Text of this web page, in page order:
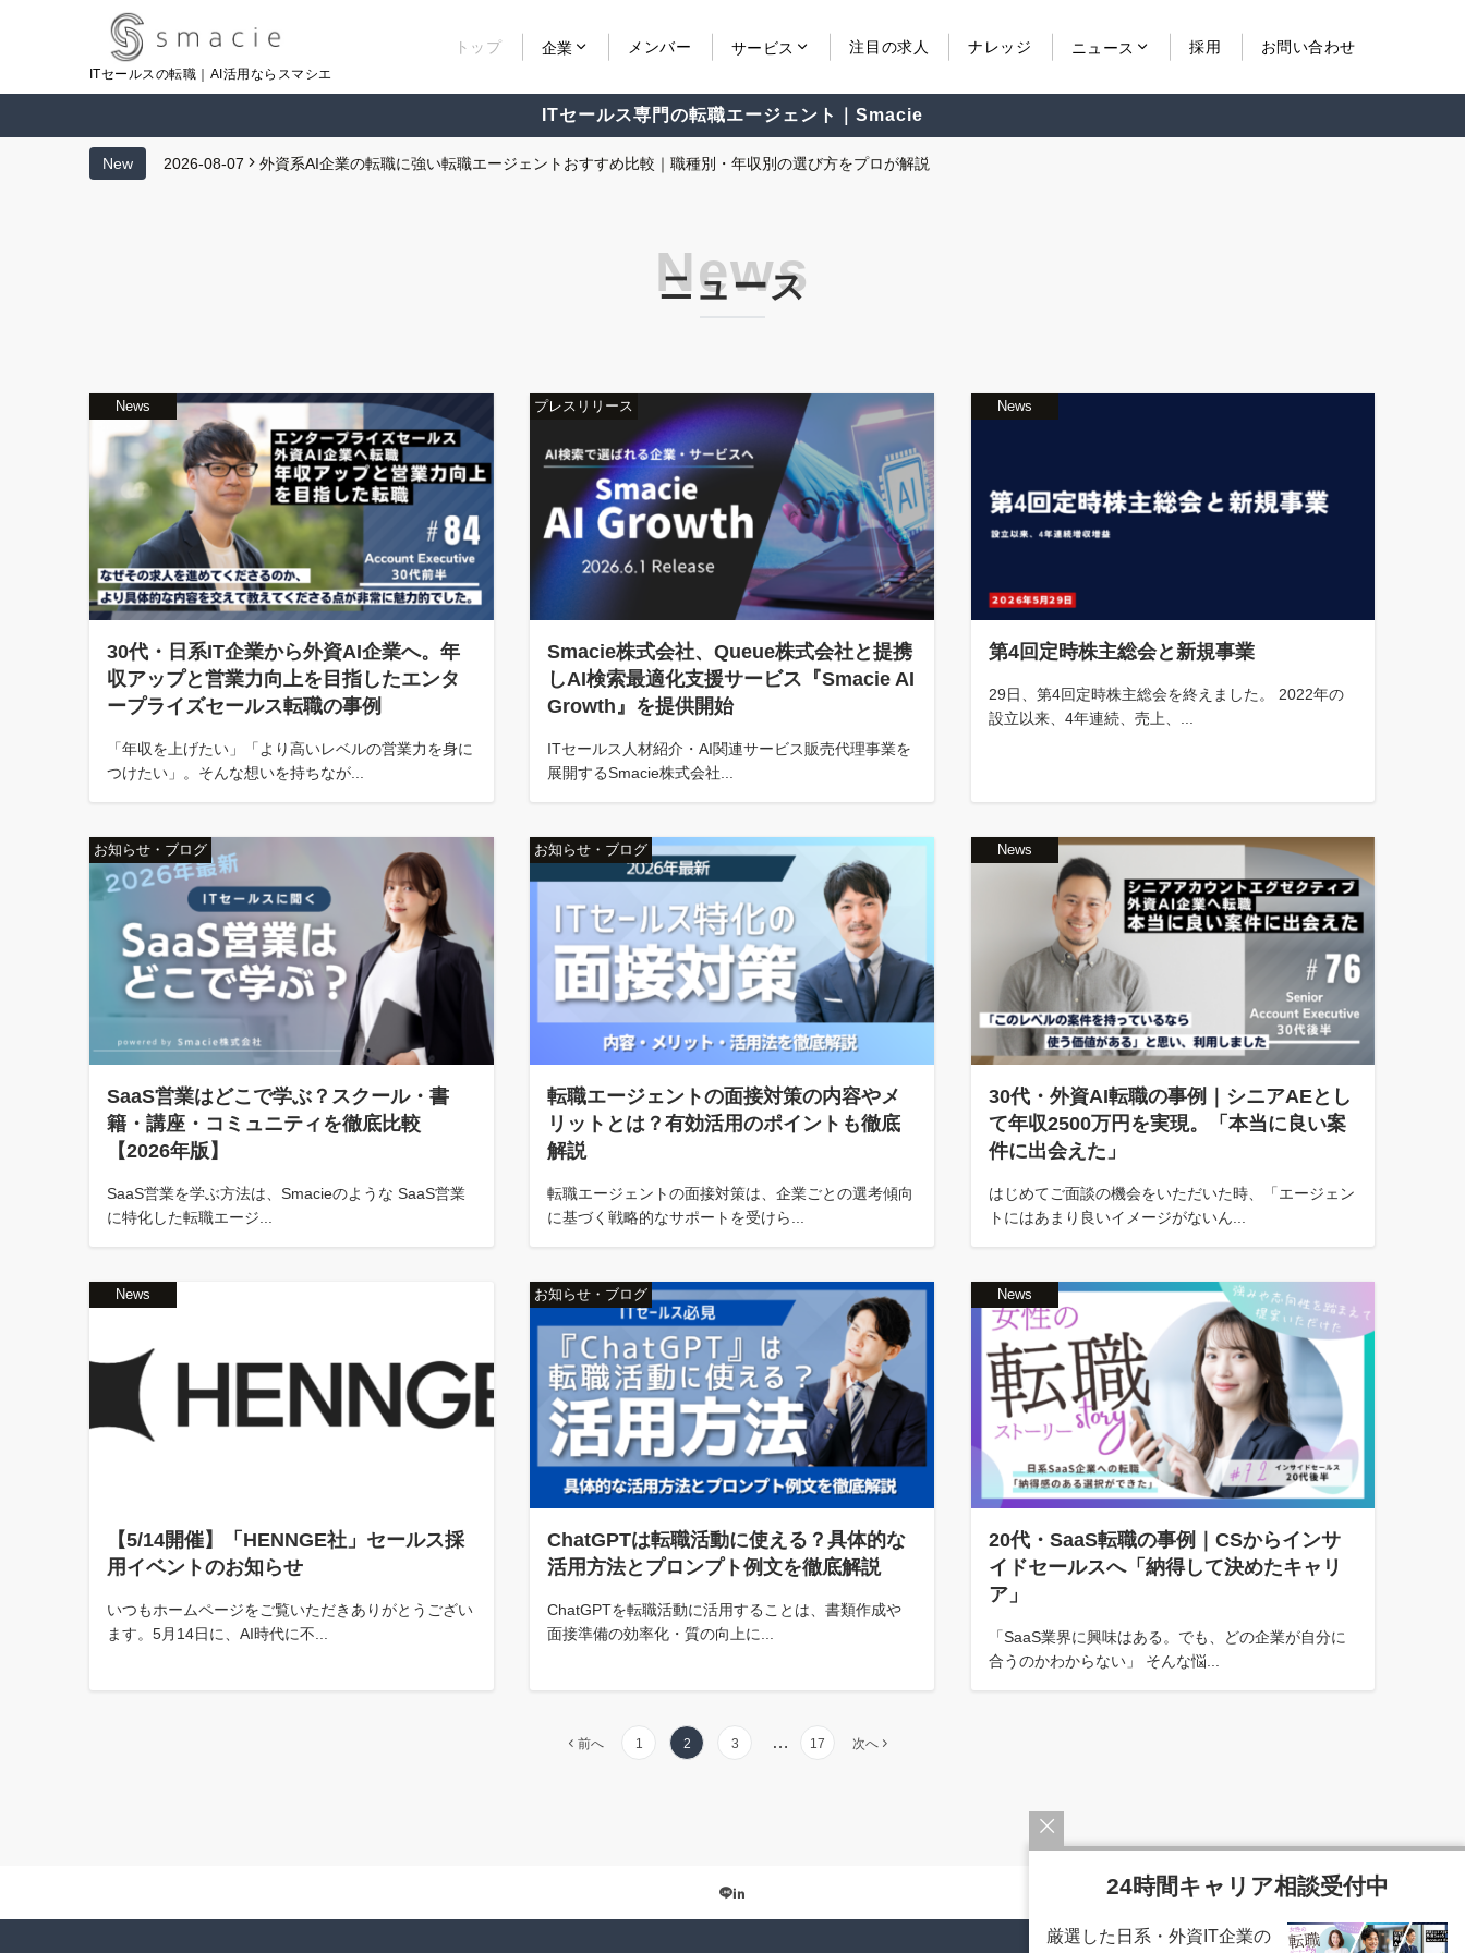
ITセールスの転職｜AI活用ならスマシエ
トップ 企業 メンバー サービス 注目の求人 ナレッジ ニュース 採用 お問い合わせ
ITセールス専門の転職エージェント｜Smacie
New 2026-08-07
外資系AI企業の転職に強い転職エージェントおすすめ比較｜職種別・年収別の選び方をプロが解説
ニュース
News
30代・日系IT企業から外資AI企業へ。年
収アップと営業力向上を目指したエンタ
ープライズセールス転職の事例
「年収を上げたい」「より高いレベルの営業力を身に
つけたい」。そんな想いを持ちなが...
プレスリリース
Smacie株式会社、Queue株式会社と提携
しAI検索最適化支援サービス『Smacie AI
Growth』を提供開始
ITセールス人材紹介・AI関連サービス販売代理事業を
展開するSmacie株式会社...
News
第4回定時株主総会と新規事業
29日、第4回定時株主総会を終えました。 2022年の
設立以来、4年連続、売上、...
お知らせ・ブログ
SaaS営業はどこで学ぶ？スクール・書
籍・講座・コミュニティを徹底比較
【2026年版】
SaaS営業を学ぶ方法は、Smacieのような SaaS営業
に特化した転職エージ...
お知らせ・ブログ
転職エージェントの面接対策の内容やメ
リットとは？有効活用のポイントも徹底
解説
転職エージェントの面接対策は、企業ごとの選考傾向
に基づく戦略的なサポートを受けら...
News
30代・外資AI転職の事例｜シニアAEとし
て年収2500万円を実現。「本当に良い案
件に出会えた」
はじめてご面談の機会をいただいた時、「エージェン
トにはあまり良いイメージがないん...
News
【5/14開催】「HENNGE社」セールス採
用イベントのお知らせ
いつもホームページをご覧いただきありがとうござい
ます。5月14日に、AI時代に不...
お知らせ・ブログ
ChatGPTは転職活動に使える？具体的な
活用方法とプロンプト例文を徹底解説
ChatGPTを転職活動に活用することは、書類作成や
面接準備の効率化・質の向上に...
News
20代・SaaS転職の事例｜CSからインサ
イドセールスへ「納得して決めたキャリ
ア」
「SaaS業界に興味はある。でも、どの企業が自分に
合うのかわからない」 そんな悩...
前へ 1 2 3 … 17 次へ
24時間キャリア相談受付中
厳選した日系・外資IT企業の